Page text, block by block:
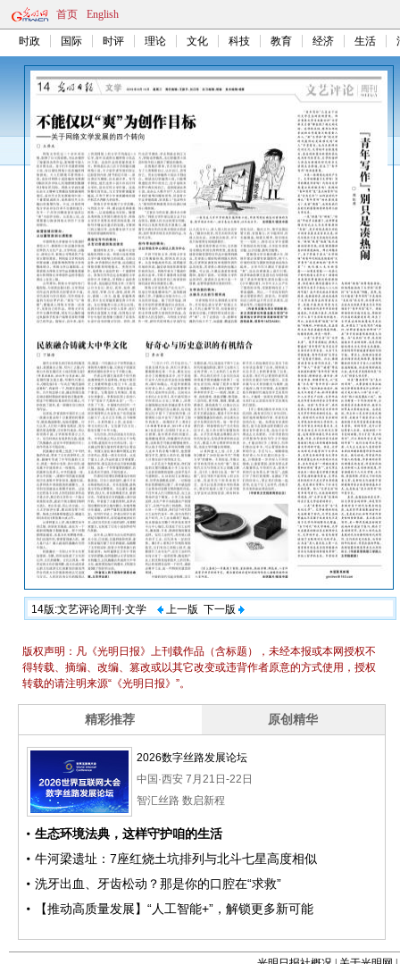
首页 English
时政 国际 时评 理论 文化 科技 教育 经济 生活
14版:文艺评论周刊·文学 上一版 下一版